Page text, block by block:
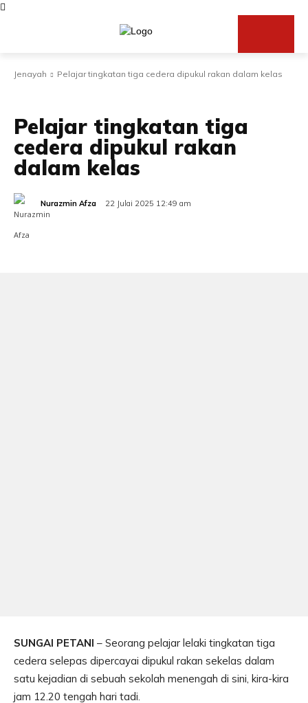
Jenayah Pelajar tingkatan tiga cedera dipukul rakan dalam kelas
Pelajar tingkatan tiga
cedera dipukul rakan
dalam kelas
Nurazmin Afza 22 Julai 2025 12:49 am
SUNGAI PETANI – Seorang pelajar lelaki tingkatan tiga
cedera selepas dipercayai dipukul rakan sekelas dalam
satu kejadian di sebuah sekolah menengah di sini, kira-kira
jam 12.20 tengah hari tadi.